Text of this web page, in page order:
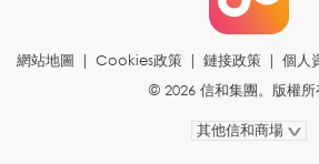
網站地圖 Cookies政策 鏈接政策 個人
© 2026 信和集團。版權所
其他信和商場